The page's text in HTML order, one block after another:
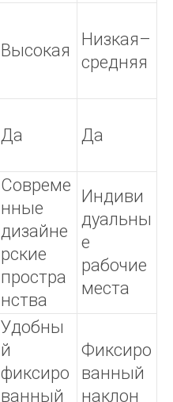
Высокая
Низкая–
средняя
Да Да
Совреме
нные
дизайне
рские
простра
нства
Индиви
дуальны
е
рабочие
места
Удобны
й
фиксиро
ванный
Фиксиро
ванный
наклон